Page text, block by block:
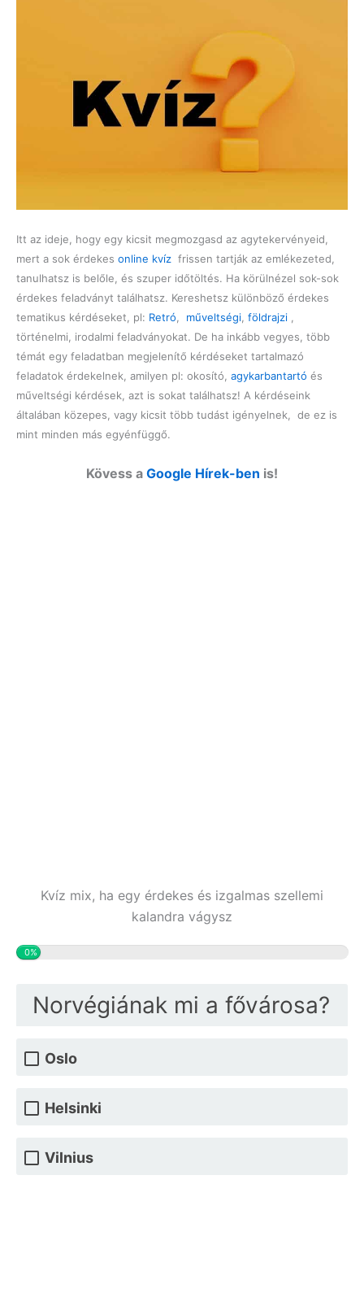
Itt az ideje, hogy egy kicsit megmozgasd az agytekervényeid,
mert a sok érdekes online kvíz frissen tartják az emlékezeted,
tanulhatsz is belőle, és szuper időtöltés. Ha körülnézel sok-sok
érdekes feladványt találhatsz. Kereshetsz különböző érdekes
tematikus kérdéseket, pl: Retró műveltségi földrajzi
történelmi, irodalmi feladványokat. De ha inkább vegyes, több
témát egy feladatban megjelenítő kérdéseket tartalmazó
feladatok érdekelnek, amilyen pl: okosító, agykarbantartó és
műveltségi kérdések, azt is sokat találhatsz! A kérdéseink
általában közepes, vagy kicsit több tudást igényelnek, de ez is
mint minden más egyénfüggő.
Kövess a Google Hírek-ben is!
Kvíz mix, ha egy érdekes és izgalmas szellemi
kalandra vágysz
0%
Norvégiának mi a fővárosa?
Oslo
Helsinki
Vilnius